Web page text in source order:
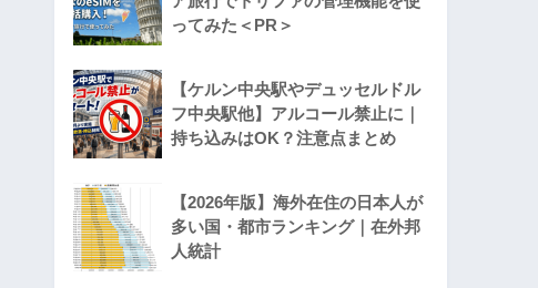
ってみた＜PR＞
【ケルン中央駅やデュッセルドル
フ中央駅他】アルコール禁止に｜
持ち込みはOK？注意点まとめ
【2026年版】海外在住の日本人が
多い国・都市ランキング｜在外邦
人統計